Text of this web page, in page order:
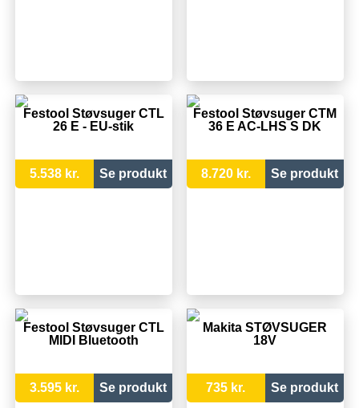
Festool Støvsuger CTL
26 E - EU-stik
5.538 kr. Se produkt
Festool Støvsuger CTM
36 E AC-LHS S DK
8.720 kr. Se produkt
Festool Støvsuger CTL
MIDI Bluetooth
3.595 kr. Se produkt
Makita STØVSUGER
18V
735 kr. Se produkt